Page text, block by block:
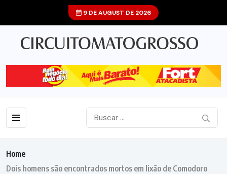
9 DE AUGUST DE 2026
Home
Dois homens são encontrados mortos em lixão de Comodoro